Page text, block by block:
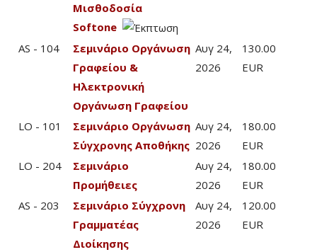
Μισθοδοσία
Softone
AS - 104
Σεμινάριο Οργάνωση
Γραφείου &
Ηλεκτρονική
Οργάνωση Γραφείου
Αυγ 24,
2026
130.00
EUR
LO - 101
Σεμινάριο Οργάνωση
Σύγχρονης Αποθήκης
Αυγ 24,
2026
180.00
EUR
LO - 204
Σεμινάριο
Προμήθειες
Αυγ 24,
2026
180.00
EUR
AS - 203
Σεμινάριο Σύγχρονη
Γραμματέας
Διοίκησης
Αυγ 24,
2026
120.00
EUR